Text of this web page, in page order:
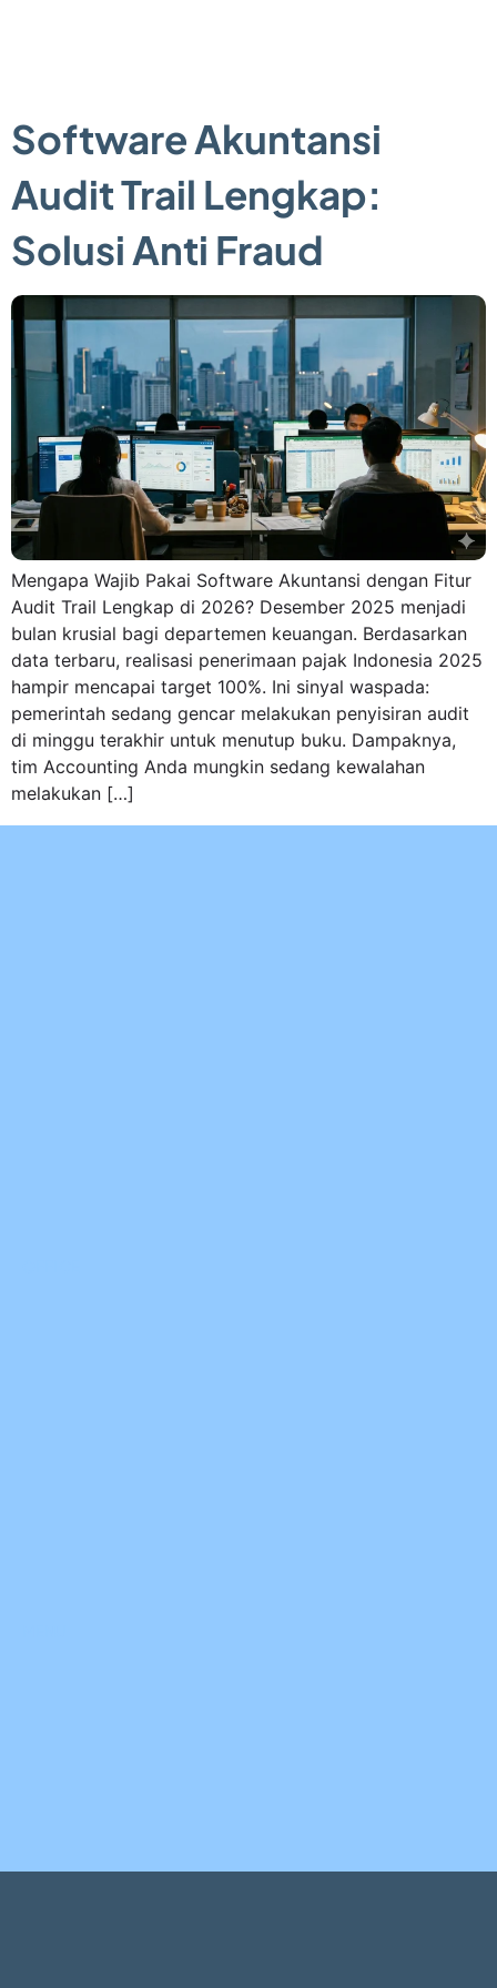
Software Akuntansi
Audit Trail Lengkap:
Solusi Anti Fraud
Mengapa Wajib Pakai Software Akuntansi dengan Fitur
Audit Trail Lengkap di 2026? Desember 2025 menjadi
bulan krusial bagi departemen keuangan. Berdasarkan
data terbaru, realisasi penerimaan pajak Indonesia 2025
hampir mencapai target 100%. Ini sinyal waspada:
pemerintah sedang gencar melakukan penyisiran audit
di minggu terakhir untuk menutup buku. Dampaknya,
tim Accounting Anda mungkin sedang kewalahan
melakukan […]